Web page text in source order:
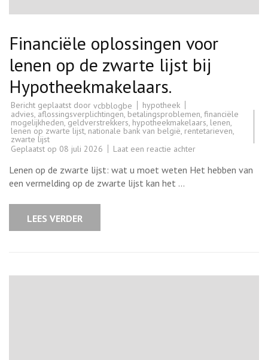
Financiële oplossingen voor
lenen op de zwarte lijst bij
Hypotheekmakelaars.
Bericht geplaatst door vcbblogbe
hypotheek
advies, aflossingsverplichtingen, betalingsproblemen, financiële
mogelijkheden,geldverstrekkers, hypotheekmakelaars, lenen,
lenen op zwarte lijst, nationale bank van belgië, rentetarieven,
zwarte lijst
Geplaatst op 08 juli 2026 Laat een reactie achterop
oplossingen
voor
Lenen op de zwarte lijst: wat u moet weten Het hebben van
een vermelding op de zwarte lijst kan het …
LEES VERDER